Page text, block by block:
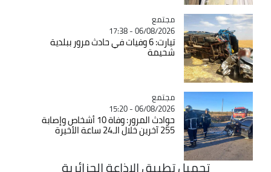
Catégorie
مجتمع
06/08/2026 - 17:38
تيارت: 6 وفيات في حادث مرور ببلدية
شحيمة
Catégorie
مجتمع
06/08/2026 - 15:20
حوادث المرور: وفاة 10 أشخاص وإصابة
255 آخرين خلال الـ24 ساعة الأخيرة